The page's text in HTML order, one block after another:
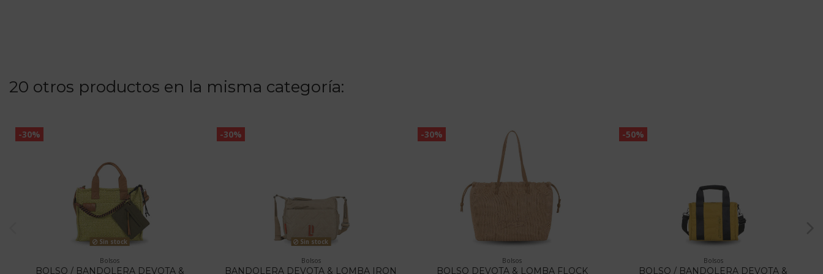
20 otros productos en la misma categoría:
-30%
Sin stock
Bolsos
BOLSO / BANDOLERA DEVOTA &
-30%
Sin stock
Bolsos
BANDOLERA DEVOTA & LOMBA IRON
-30%
Bolsos
BOLSO DEVOTA & LOMBA FLOCK
-50%
Bolsos
BOLSO / BANDOLERA DEVOTA &